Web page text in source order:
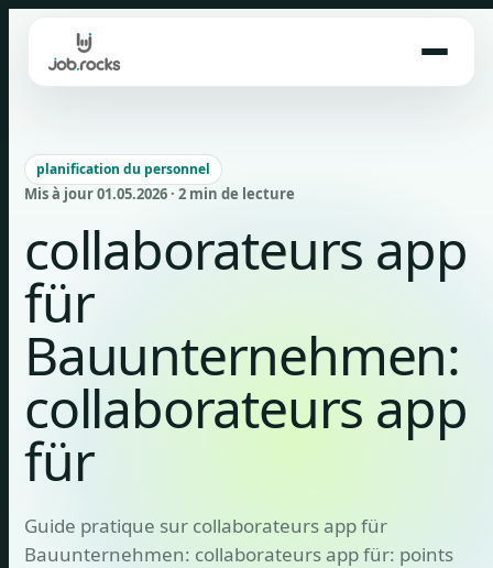
content
planification du personnel
Mis à jour 01.05.2026 · 2 min de lecture
collaborateurs app
für
Bauunternehmen:
collaborateurs app
für
Guide pratique sur collaborateurs app für
Bauunternehmen: collaborateurs app für: points